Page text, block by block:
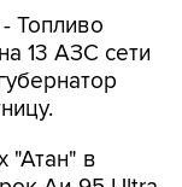
Топливо
13 АЗС сети
"Атан" в